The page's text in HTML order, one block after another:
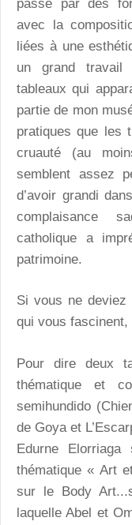
passe par des
avec la
liées à une
un grand travail
tableaux qui
partie de mon
pratiques que les
cruauté (au
semblent assez
d’avoir grandi
complaisance
catholique a
patrimoine.
Si vous ne deviez
qui vous
Pour dire deux
thématique et
semihundido
de Goya et
Edurne
thématique « Art
sur le Body
laquelle Abel et